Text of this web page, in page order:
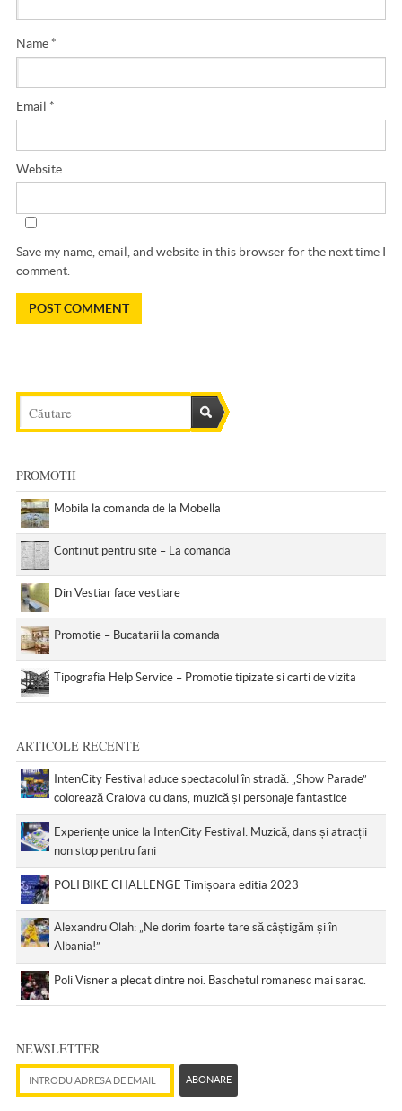
Name*
Email *
Website
Save my name, email, and website in this browser for the next time I
comment.
PROMOTII
Mobila la comanda de la Mobella
Continut pentru site – La comanda
Din Vestiar face vestiare
Promotie – Bucatarii la comanda
Tipografia Help Service – Promotie tipizate si carti de vizita
ARTICOLE RECENTE
IntenCity Festival aduce spectacolul în stradă: „Show Parade”
colorează Craiova cu dans, muzică și personaje fantastice
Experiențe unice la IntenCity Festival: Muzică, dans și atracții
non stop pentru fani
POLI BIKE CHALLENGE Timișoara editia 2023
Alexandru Olah: „Ne dorim foarte tare să câștigăm și în
Albania!”
Poli Visner a plecat dintre noi. Baschetul romanesc mai sarac.
NEWSLETTER
ABONARE